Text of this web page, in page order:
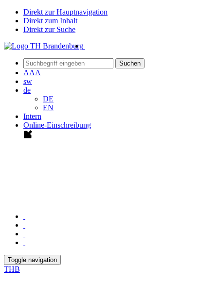
Direkt zur Hauptnavigation
Direkt zum Inhalt
Direkt zur Suche
Suchen
AAA
sw
de
DE
EN
Intern
Online-Einschreibung
Toggle navigation
THB